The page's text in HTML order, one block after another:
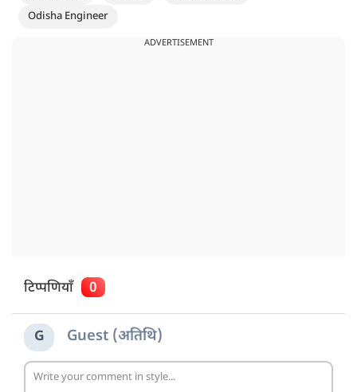
Odisha Engineer
ADVERTISEMENT
टिप्पणियाँ 0
G Guest (अतिथि)